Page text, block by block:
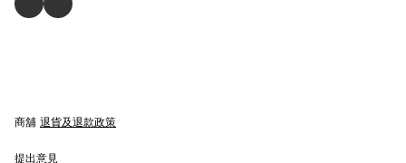
商舖 退貨及退款政策
提出意見